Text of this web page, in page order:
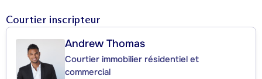
Courtier inscripteur
Andrew Thomas
Courtier immobilier résidentiel et
commercial